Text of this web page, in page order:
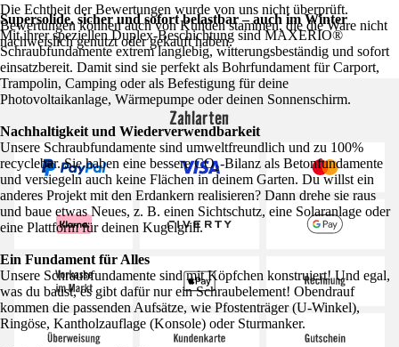
Supersolide, sicher und sofort belastbar – auch im Winter
Mit ihrer speziellen Duplex-Beschichtung sind MAXERIO®
Schraubfundamente extrem langlebig, witterungsbeständig und sofort
einsatzbereit. Damit sind sie perfekt als Bohrfundament für Carport,
Trampolin, Camping oder als Befestigung für deine
Photovoltaikanlage, Wärmepumpe oder deinen Sonnenschirm.
Nachhaltigkeit und Wiederverwendbarkeit
Unsere Schraubfundamente sind umweltfreundlich und zu 100%
recyclebar. Sie haben eine bessere CO₂-Bilanz als Betonfundamente
und versiegeln auch keine Flächen in deinem Garten. Du willst ein
anderes Projekt mit den Erdankern realisieren? Dann drehe sie raus
und baue etwas Neues, z. B. einen Sichtschutz, eine Solaranlage oder
eine Plattform für deinen Kugelgrill.
Ein Fundament für Alles
Unsere Schraubfundamente sind mit Köpfchen konstruiert! Und egal,
was du baust, es gibt dafür nur ein Schraubelement! Obendrauf
kommen die passenden Aufsätze, wie Pfostenträger (U-Winkel),
Ringöse, Kantholzauflage (Konsole) oder Sturmanker.
Die Echtheit der Bewertungen wurde von uns nicht überprüft.
Bewertungen können auch von Kunden stammen, die die Ware nicht
nachweislich genutzt oder gekauft haben.
Zahlarten